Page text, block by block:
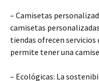
– Camisetas
camisetas
tiendas ofrecen
permite tener una
– Ecológicas: La